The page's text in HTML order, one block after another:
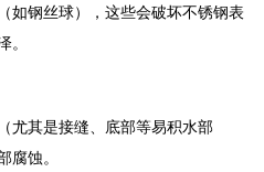
如钢丝球），这些会破坏不锈钢表
。
其是接缝、底部等易积水部
腐蚀。